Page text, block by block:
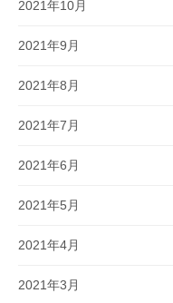
2021年10月
2021年9月
2021年8月
2021年7月
2021年6月
2021年5月
2021年4月
2021年3月